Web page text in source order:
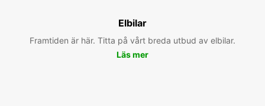
Elbilar
Framtiden är här. Titta på vårt breda utbud av elbilar.
Läs mer